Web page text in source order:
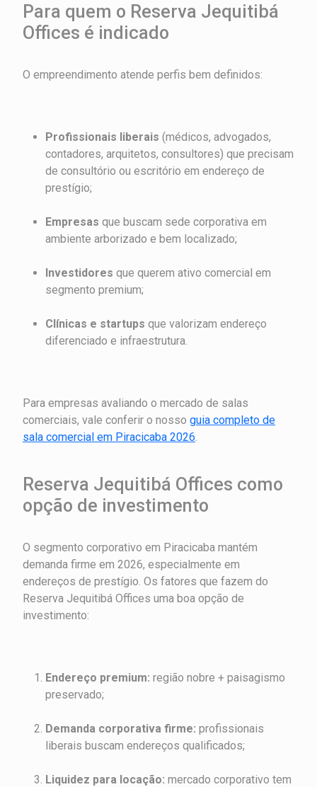
Para quem o Reserva Jequitibá
Offices é indicado
O empreendimento atende perfis bem definidos:
Profissionais liberais (médicos, advogados,
contadores, arquitetos, consultores) que precisam
de consultório ou escritório em endereço de
prestígio;
Empresas que buscam sede corporativa em
ambiente arborizado e bem localizado;
Investidores que querem ativo comercial em
segmento premium;
Clínicas e startups que valorizam endereço
diferenciado e infraestrutura.
Para empresas avaliando o mercado de salas
comerciais, vale conferir o nosso guia completo de
sala comercial em Piracicaba 2026.
Reserva Jequitibá Offices como
opção de investimento
O segmento corporativo em Piracicaba mantém
demanda firme em 2026, especialmente em
endereços de prestígio. Os fatores que fazem do
Reserva Jequitibá Offices uma boa opção de
investimento:
Endereço premium: região nobre + paisagismo
preservado;
Demanda corporativa firme: profissionais
liberais buscam endereços qualificados;
Liquidez para locação: mercado corporativo tem